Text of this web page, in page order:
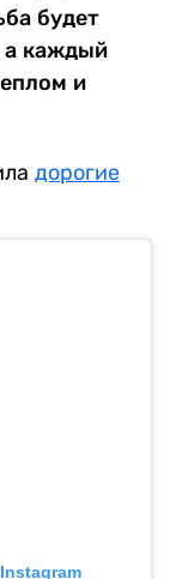
будет
а каждый
и
дорогие